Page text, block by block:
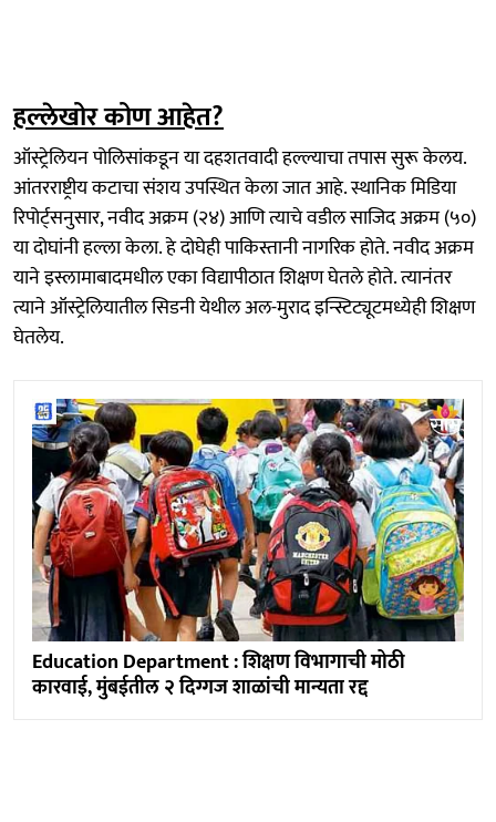
हल्लेखोर कोण आहेत?
ऑस्ट्रेलियन पोलिसांकडून या दहशतवादी हल्ल्याचा तपास सुरू केलय.
आंतरराष्ट्रीय कटाचा संशय उपस्थित केला जात आहे. स्थानिक मिडिया
रिपोर्ट्सनुसार, नवीद अक्रम (२४) आणि त्याचे वडील साजिद अक्रम (५०)
या दोघांनी हल्ला केला. हे दोघेही पाकिस्तानी नागरिक होते. नवीद अक्रम
याने इस्लामाबादमधील एका विद्यापीठात शिक्षण घेतले होते. त्यानंतर
त्याने ऑस्ट्रेलियातील सिडनी येथील अल-मुराद इन्स्टिट्यूटमध्येही शिक्षण
घेतलेय.
Education Department : शिक्षण विभागाची मोठी
कारवाई, मुंबईतील २ दिग्गज शाळांची मान्यता रद्द